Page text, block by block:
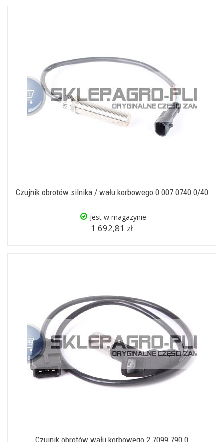
Czujnik obrotów silnika / wału korbowego 0.007.0740.0/40
Jest w magazynie
1 692,81 zł
Czujnik obrotów wału korbowego 2.7099.790.0